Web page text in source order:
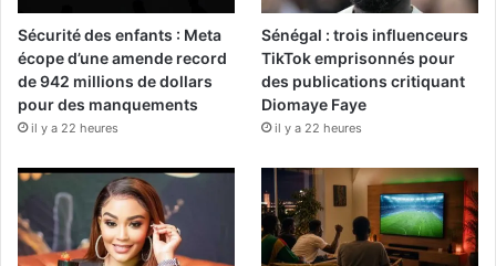
Sécurité des enfants : Meta
écope d’une amende record
de 942 millions de dollars
pour des manquements
il y a 22 heures
Sénégal : trois influenceurs
TikTok emprisonnés pour
des publications critiquant
Diomaye Faye
il y a 22 heures